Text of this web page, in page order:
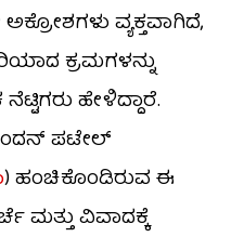
ವ್ಯಕ್ತವಾಗಿದೆ,
ಕ್ರಮಗಳನ್ನು
ಹೇಳಿದ್ದಾರೆ.
ಪಟೇಲ್
) ಹಂಚಿಕೊಂಡಿರುವ ಈ
ಮತ್ತು ವಿವಾದಕ್ಕೆ